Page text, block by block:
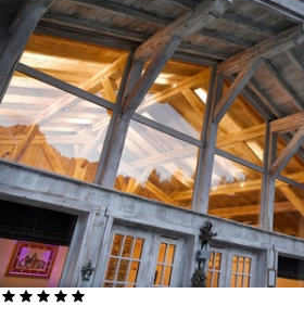
vind je veel groene pistes en sleepliften
rustig wilt leren skiën samen met je
het ideale skigebied! Vanaf Vallorcine
het uigebreidere skigebied Chamonix of
regio Chamonix Mont Blanc.